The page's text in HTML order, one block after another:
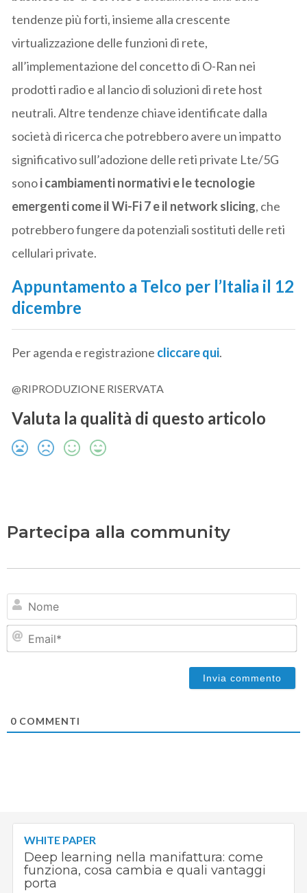
tendenze più forti, insieme alla crescente
virtualizzazione delle funzioni di rete,
all’implementazione del concetto di O-Ran nei
prodotti radio e al lancio di soluzioni di rete host
neutrali. Altre tendenze chiave identificate dalla
società di ricerca che potrebbero avere un impatto
significativo sull’adozione delle reti private Lte/5G
sonoi cambiamenti normativi e le tecnologie
emergenti come il Wi-Fi 7 e il network slicing, che
potrebbero fungere da potenziali sostituti delle reti
cellulari private.
Appuntamento a Telco per l’Italia il 12
dicembre
Per agenda e registrazione cliccare qui.
@RIPRODUZIONE RISERVATA
Valuta la qualità di questo articolo
Partecipa alla community
0 COMMENTI
WHITE PAPER
Deep learning nella manifattura: come
funziona, cosa cambia e quali vantaggi
porta